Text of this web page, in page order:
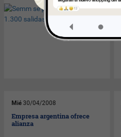
Mié 30/04/2008
Empresa argentina ofrece
alianza